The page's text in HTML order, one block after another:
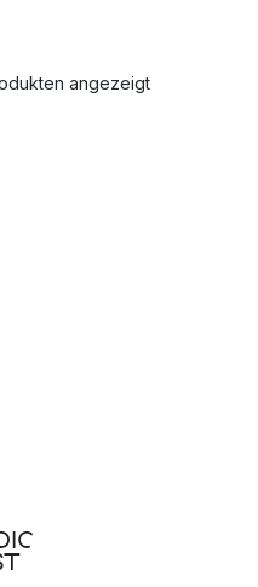
angezeigt